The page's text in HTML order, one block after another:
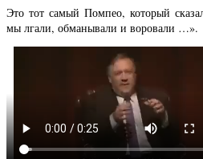
Это тот самый Помпео, который
мы лгали, обманывали и воровали …».